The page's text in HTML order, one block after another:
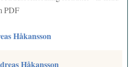
PDF
Håkansson
Håkansson